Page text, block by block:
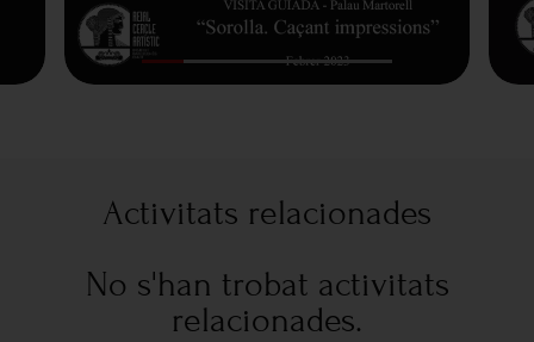
Activitats relacionades
No s'han trobat activitats
relacionades.